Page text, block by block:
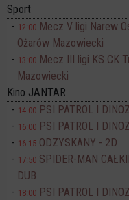
Sport
12:00 Mecz V ligi Narew
Ożarów Mazowiecki
13:00 Mecz III ligi KS CK
Mazowiecki
Kino JANTAR
14:00 PSI PATROL I
16:00 PSI PATROL I
16:15 ODZYSKANY - 2D
17:50 SPIDER-MAN
DUB
18:00 PSI PATROL I